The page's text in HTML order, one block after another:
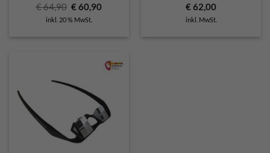
€64,90 Ursprünglicher
Preis
war:
€60,90Aktueller
inkl. 20 % MwSt.
€62,00
inkl. MwSt.